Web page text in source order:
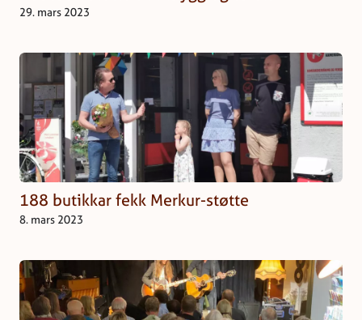
29. mars 2023
188 butikkar fekk Merkur-støtte
8. mars 2023